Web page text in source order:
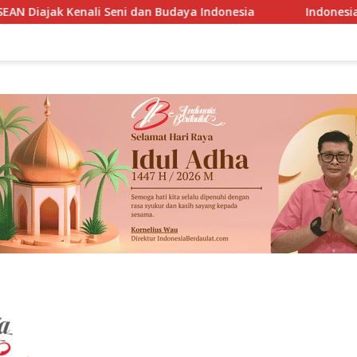
Budaya Indonesia Indonesia-Panama Sepakat Buka